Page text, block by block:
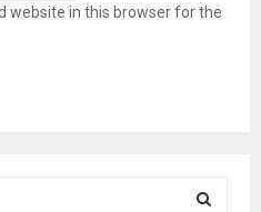
website in this browser for the